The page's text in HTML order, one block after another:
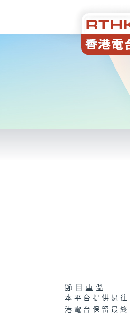
節目重溫
本平台提供過
港電台保留最終